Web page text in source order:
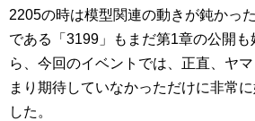
2205の時は模型関連の動きが鈍かっ
である「3199」もまだ第1章の公開
ら、今回のイベントでは、正直、ヤ
まり期待していなかっただけに非常
した。